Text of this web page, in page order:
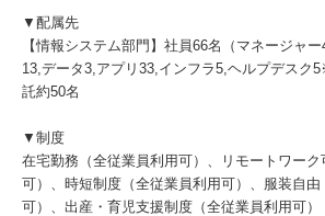
▼配属先
【情報システム部門】社員66名（マネージャ
13,データ3,アプリ33,インフラ5,ヘルプデスク
託約50名
▼制度
在宅勤務（全従業員利用可）、リモートワーク
可）、時短制度（全従業員利用可）、服装自由
可）、出産・育児支援制度（全従業員利用可）